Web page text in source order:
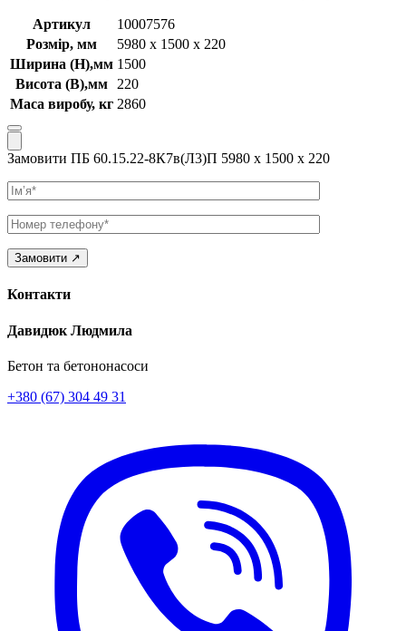
Артикул
10007576
Розмір, мм
5980 х 1500 х 220
Ширина (Н),мм 1500
Висота (В),мм
220
Маса виробу, кг 2860
Замовити ПБ 60.15.22-8К7в(Л3)П 5980 х 1500 х 220
Ім’я
Телефон
Контакти
Давидюк Людмила
Бетон та бетононасоси
+380 (67) 304 49 31